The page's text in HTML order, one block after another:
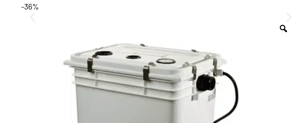
-36%